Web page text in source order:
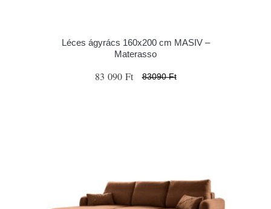
Léces ágyrács 160x200 cm MASIV –
Materasso
83 090 Ft 83090 Ft